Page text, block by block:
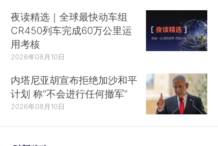
夜读精选｜全球最快动车组
CR450列车完成60万公里运
用考核
2026年08月10日
内塔尼亚胡宣布拒绝加沙和平
计划 称“不会进行任何撤军”
2026年08月10日